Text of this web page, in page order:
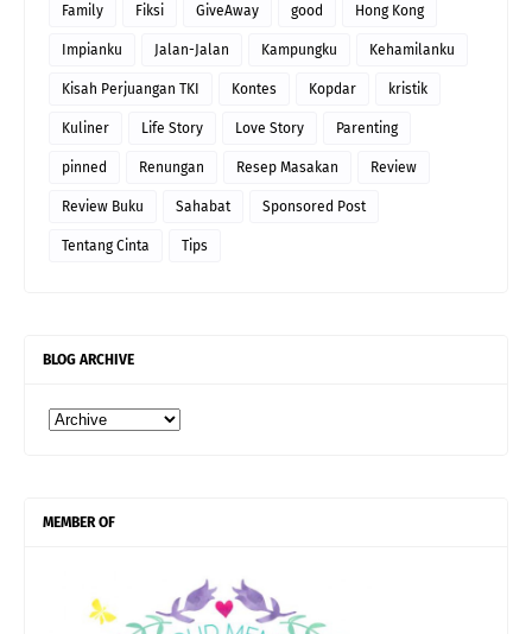
Family Fiksi GiveAway good Hong Kong
Impianku Jalan-Jalan Kampungku Kehamilanku
Kisah Perjuangan TKI Kontes Kopdar kristik
Kuliner Life Story Love Story Parenting
pinned Renungan Resep Masakan Review
Review Buku Sahabat Sponsored Post
Tentang Cinta Tips
BLOG ARCHIVE
MEMBER OF